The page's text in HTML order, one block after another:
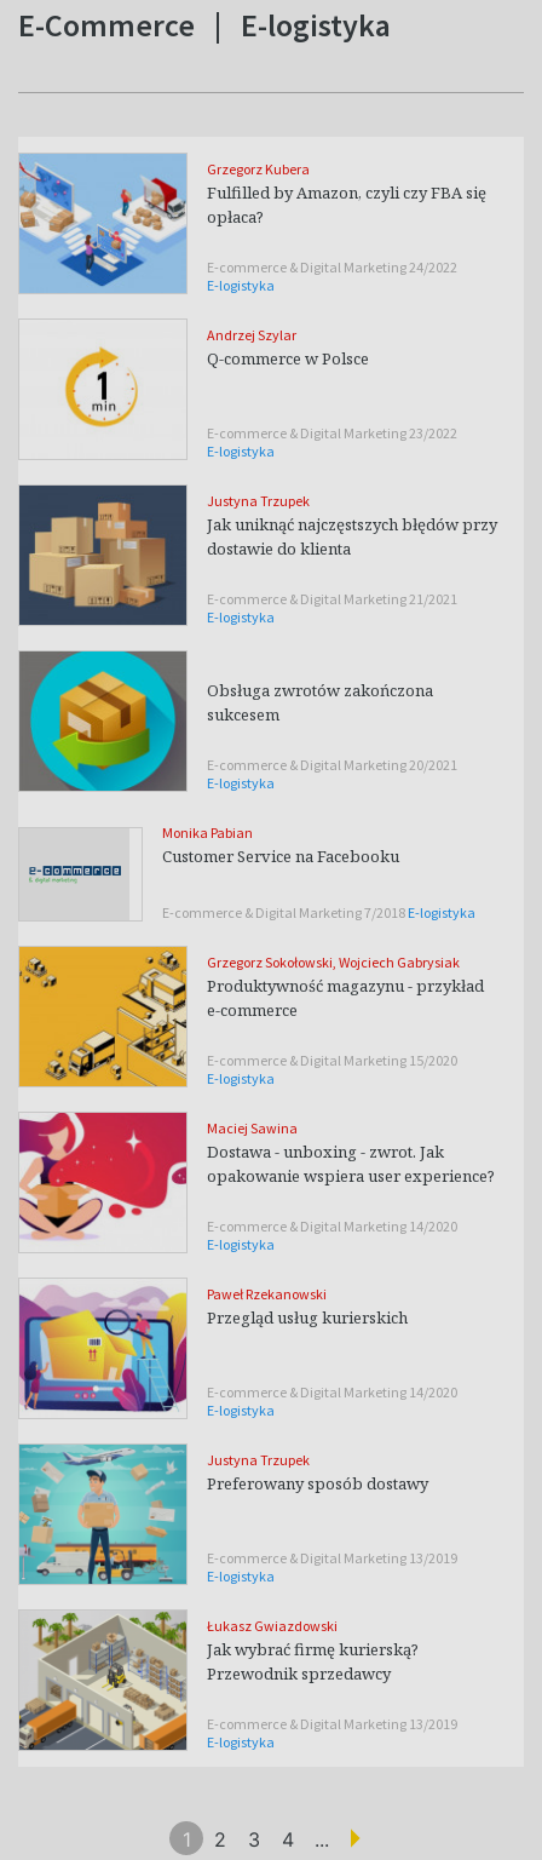
E-Commerce | E-logistyka
Grzegorz Kubera
Fulfilled by Amazon, czyli czy FBA się
opłaca?
E-commerce & Digital Marketing 24/2022
E-logistyka
Andrzej Szylar
Q-commerce w Polsce
E-commerce & Digital Marketing 23/2022
E-logistyka
Justyna Trzupek
Jak uniknąć najczęstszych błędów przy
dostawie do klienta
E-commerce & Digital Marketing 21/2021
E-logistyka
Obsługa zwrotów zakończona
sukcesem
E-commerce & Digital Marketing 20/2021
E-logistyka
Monika Pabian
Customer Service na Facebooku
E-commerce & Digital Marketing 7/2018 E-logistyka
Grzegorz Sokołowski, Wojciech Gabrysiak
Produktywność magazynu - przykład
e-commerce
E-commerce & Digital Marketing 15/2020
E-logistyka
Maciej Sawina
Dostawa - unboxing - zwrot. Jak
opakowanie wspiera user experience?
E-commerce & Digital Marketing 14/2020
E-logistyka
Paweł Rzekanowski
Przegląd usług kurierskich
E-commerce & Digital Marketing 14/2020
E-logistyka
Justyna Trzupek
Preferowany sposób dostawy
E-commerce & Digital Marketing 13/2019
E-logistyka
Łukasz Gwiazdowski
Jak wybrać firmę kurierską?
Przewodnik sprzedawcy
E-commerce & Digital Marketing 13/2019
E-logistyka
1 (aktualna)
2 3 4 ...